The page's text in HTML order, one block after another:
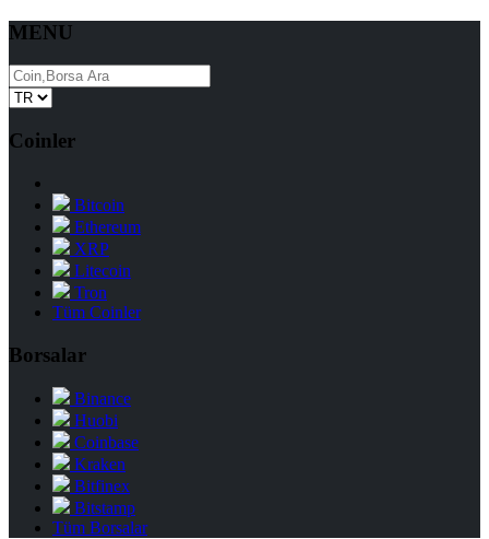
MENU
Coinler
Bitcoin
Ethereum
XRP
Litecoin
Tron
Tüm Coinler
Borsalar
Binance
Huobi
Coinbase
Kraken
Bitfinex
Bitstamp
Tüm Borsalar